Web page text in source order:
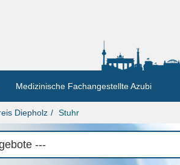
Medizinische Fachangestellte Azubi
Diepholz Stuhr